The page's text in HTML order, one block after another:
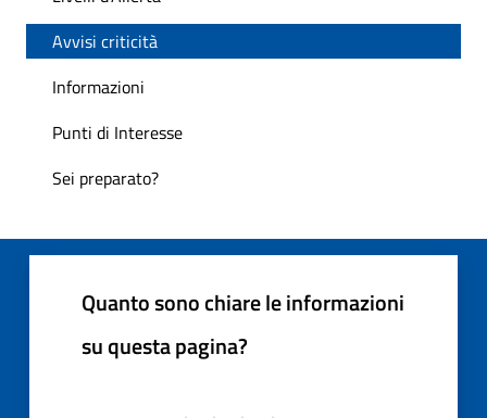
Avvisi criticità
Informazioni
Punti di Interesse
Sei preparato?
Quanto sono chiare le informazioni
su questa pagina?